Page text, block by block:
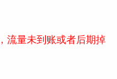
流量未到账或者后期掉